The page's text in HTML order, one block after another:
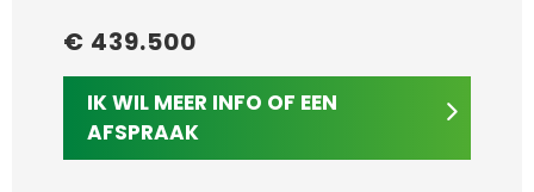
€ 439.500
IK WIL MEER INFO OF EEN
AFSPRAAK